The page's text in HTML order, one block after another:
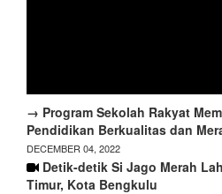
→ Program Sekolah Rakyat
Pendidikan Berkualitas dan
DECEMBER 04, 2022
Detik-detik Si Jago Merah
Timur, Kota Bengkulu